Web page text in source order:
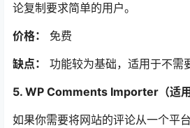
论复制要求简单的用户。
价格：
免费
缺点：
功能较为基础，适用于不需
5. WP Comments Importer（适用
如果你需要将网站的评论从一个平